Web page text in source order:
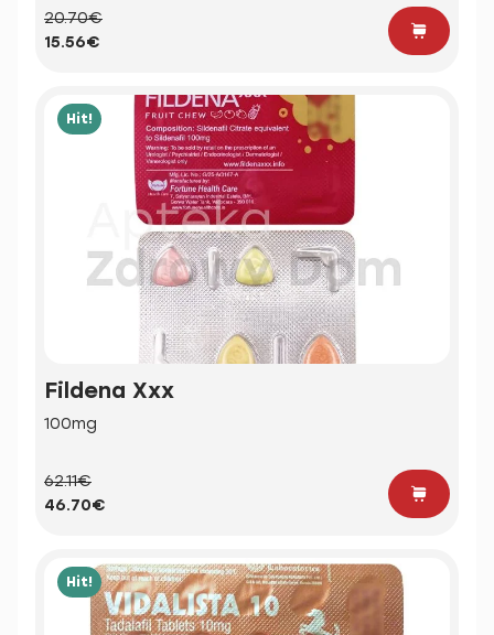
20.70€
15.56€
Hit!
Fildena Xxx
100mg
62.11€
46.70€
Hit!